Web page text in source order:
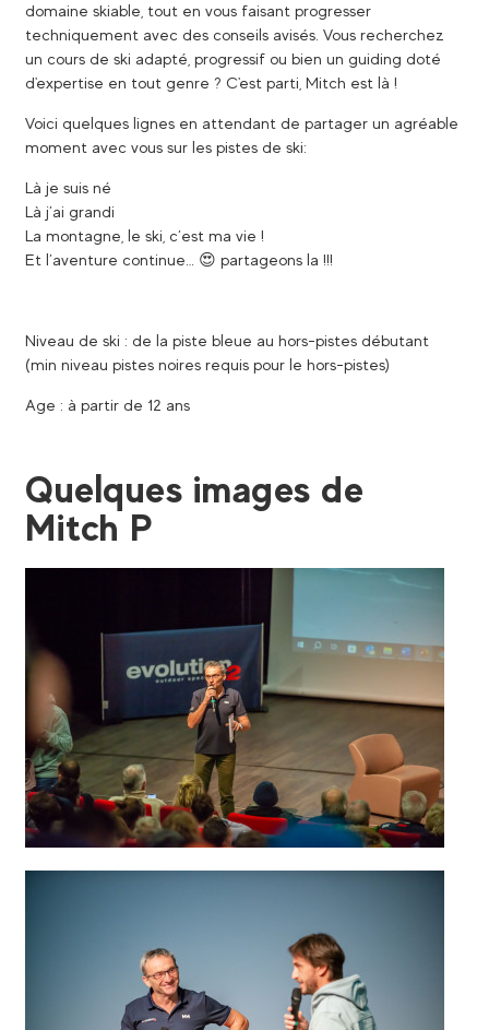
domaine skiable, tout en vous faisant progresser
techniquement avec des conseils avisés. Vous recherchez
un cours de ski adapté, progressif ou bien un guiding doté
d'expertise en tout genre ? C'est parti, Mitch est là !
Voici quelques lignes en attendant de partager un agréable
moment avec vous sur les pistes de ski:
Là je suis né
Là j’ai grandi
La montagne, le ski, c’est ma vie !
Et l’aventure continue… 😍 partageons la !!!
Niveau de ski : de la piste bleue au hors-pistes débutant
(min niveau pistes noires requis pour le hors-pistes)
Age : à partir de 12 ans
Quelques images de
Mitch P